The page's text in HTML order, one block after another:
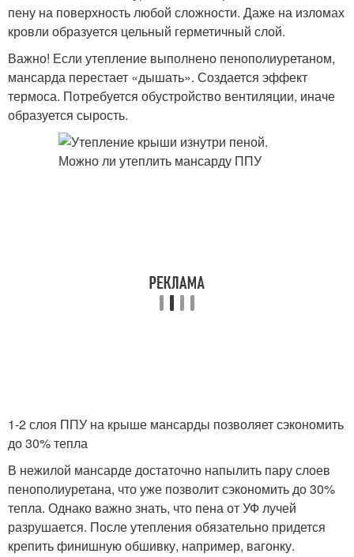
пену на поверхность любой сложности. Даже на изломах
кровли образуется цельный герметичный слой.
Важно! Если утепление выполнено пенополиуретаном,
мансарда перестает «дышать». Создается эффект
термоса. Потребуется обустройство вентиляции, иначе
образуется сырость.
1-2 слоя ППУ на крыше мансарды позволяет сэкономить
до 30% тепла
В нежилой мансарде достаточно напылить пару слоев
пенополиуретана, что уже позволит сэкономить до 30%
тепла. Однако важно знать, что пена от УФ лучей
разрушается. После утепления обязательно придется
крепить финишную обшивку, например, вагонку.